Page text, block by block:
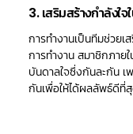
3. เสริมสร้างกำลังใจ
การทำงานเป็นทีมช่วยเ
การทำงาน สมาชิกภาย
บันดาลใจซึ่งกันละกัน เ
กันเพื่อให้ได้ผลลัพธ์ดีที่